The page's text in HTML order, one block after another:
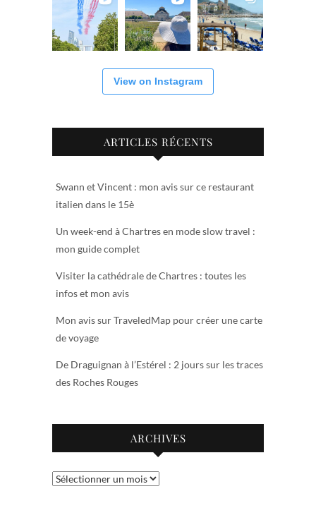
View on Instagram
ARTICLES RÉCENTS
Swann et Vincent : mon avis sur ce restaurant
italien dans le 15è
Un week-end à Chartres en mode slow travel :
mon guide complet
Visiter la cathédrale de Chartres : toutes les
infos et mon avis
Mon avis sur TraveledMap pour créer une carte
de voyage
De Draguignan à l’Estérel : 2 jours sur les traces
des Roches Rouges
ARCHIVES
Archives